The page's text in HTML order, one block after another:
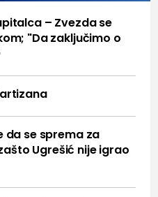
– Zvezda se
"Da zaključimo o
da se sprema za
Ugrešić nije igrao